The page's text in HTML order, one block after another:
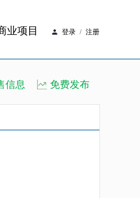
业项目 登录 / 注册
信息 免费发布